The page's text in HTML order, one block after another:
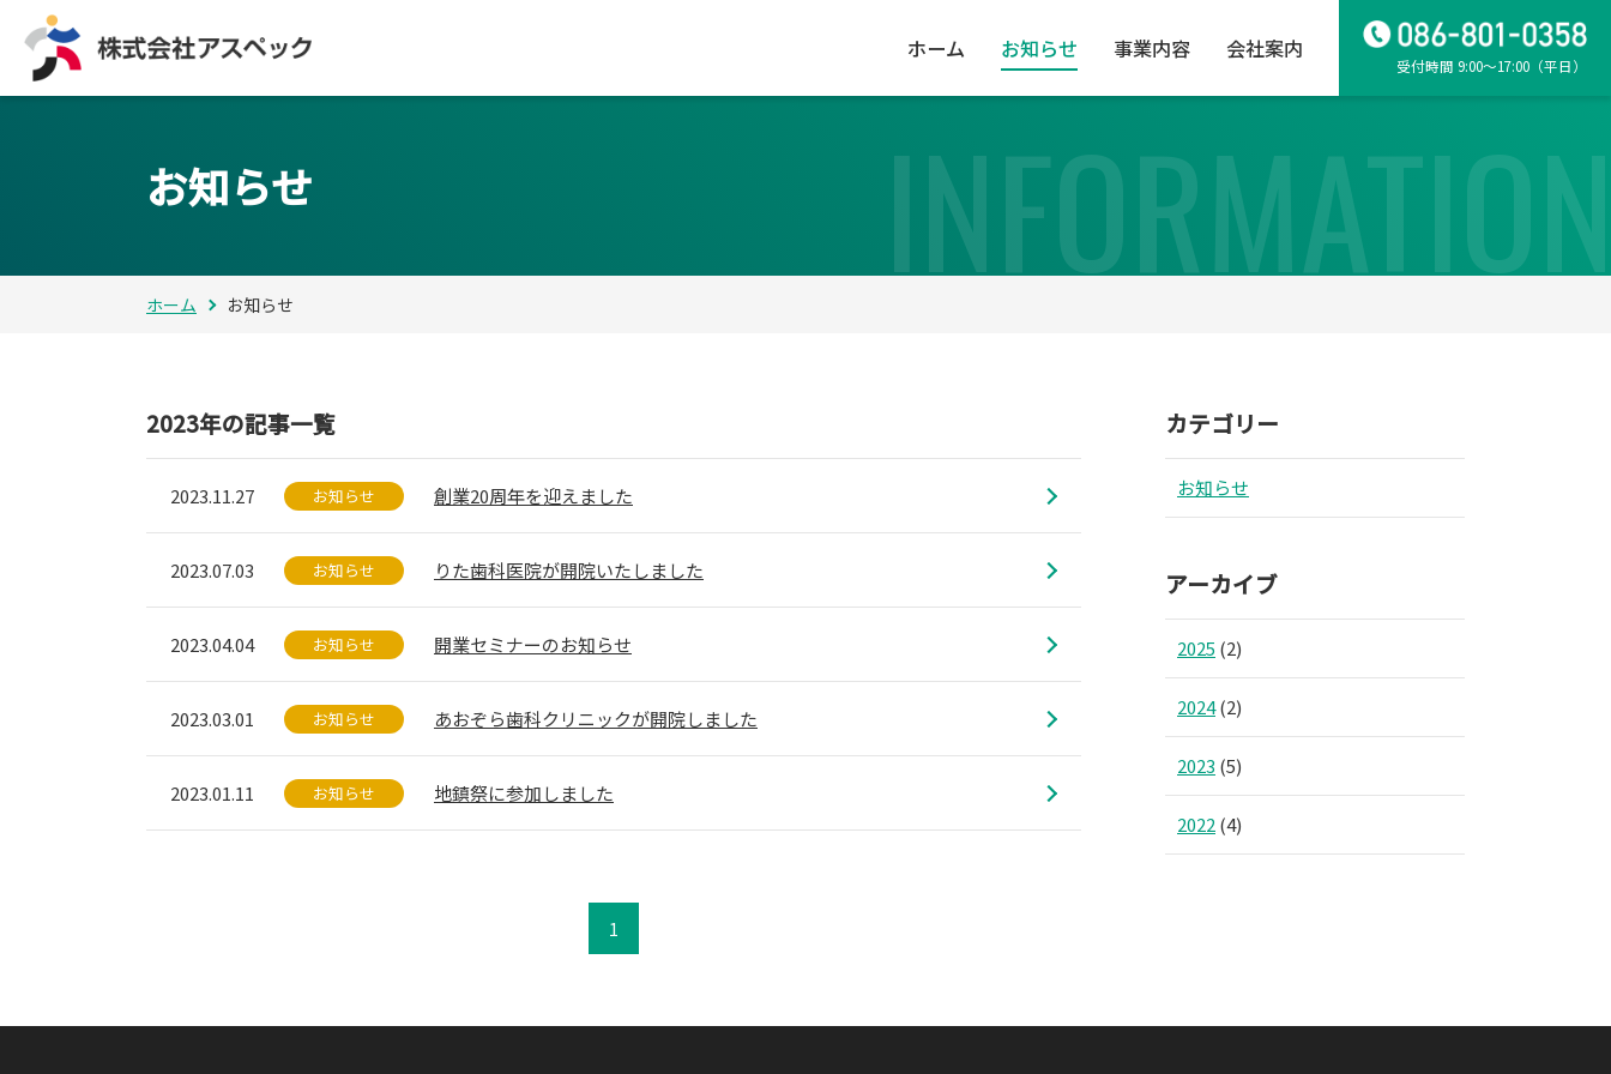
ホーム お知らせ 事業内容 会社案内
受付時間 9:00～17:00（平日）
お知らせ
ホーム お知らせ
2023年の記事一覧
2023.11.27 お知らせ 創業20周年を迎えました
2023.07.03 お知らせ りた歯科医院が開院いたしました
2023.04.04 お知らせ 開業セミナーのお知らせ
2023.03.01 お知らせ あおぞら歯科クリニックが開院しました
2023.01.11 お知らせ 地鎮祭に参加しました
1
カテゴリー
お知らせ
アーカイブ
2025 (2)
2024(2)
2023 (5)
2022(4)